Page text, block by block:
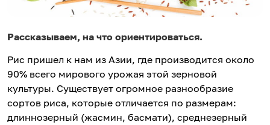
Рассказываем, на что ориентироваться.
Рис пришел к нам из Азии, где производится около
90% всего мирового урожая этой зерновой
культуры. Существует огромное разнообразие
сортов риса, которые отличается по размерам:
длиннозерный (жасмин, басмати), среднезерный